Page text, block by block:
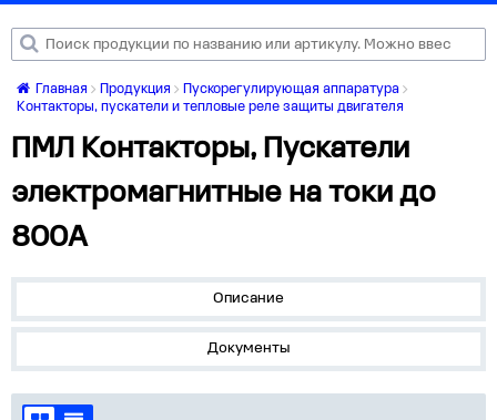
Главная Продукция
Пускорегулирующая аппаратура
Контакторы, пускатели и тепловые реле защиты двигателя
ПМЛ Контакторы, Пускатели
электромагнитные на токи до
800А
Описание
Документы